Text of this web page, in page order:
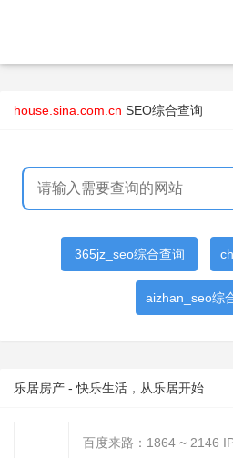
house.sina.com.cn SEO综合查询
365jz_seo综合查询
aizhan_seo综
乐居房产 - 快乐生活，从乐居开始
百度来路： 1864 ~ 2146